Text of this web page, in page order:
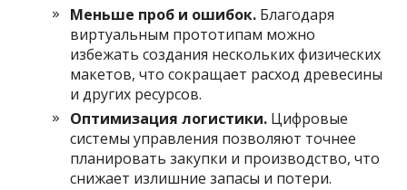
Меньше проб и ошибок. Благодаря
виртуальным прототипам можно
избежать создания нескольких физических
макетов, что сокращает расход древесины
и других ресурсов.
Оптимизация логистики. Цифровые
системы управления позволяют точнее
планировать закупки и производство, что
снижает излишние запасы и потери.